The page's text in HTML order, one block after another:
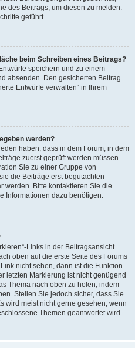
des Beitrags, um diesen zu melden.
geführt.
beim Schreiben eines Beitrags?
speichern und zu einem
absenden. Den gesicherten Beitrag
Entwürfe verwalten“ in Ihrem
werden?
haben, dass in dem Forum, in dem
zuerst geprüft werden müssen.
Sie zu einer Gruppe von
die Beiträge erst begutachten
werden. Bitte kontaktieren Sie die
Informationen dazu benötigen.
Links in der Beitragsansicht
oben auf die erste Seite des Forums
nicht sehen, dann ist die Funktion
letzten Markierung ist nicht genügend
Thema nach oben zu holen, indem
Stellen Sie jedoch sicher, dass Sie
wird meist nicht gerne gesehen, wenn
Themen geantwortet wird.